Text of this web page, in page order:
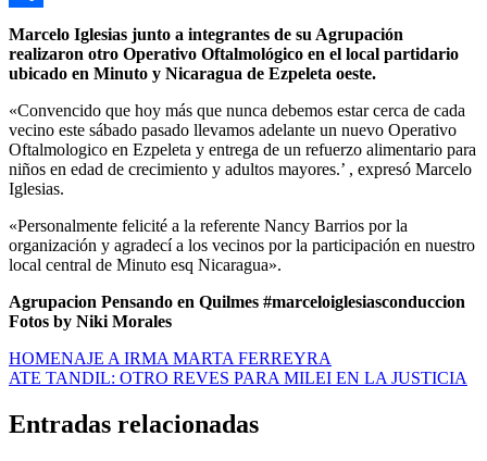
Compartir
Marcelo Iglesias junto a integrantes de su Agrupación
realizaron otro Operativo Oftalmológico en el local partidario
ubicado en Minuto y Nicaragua de Ezpeleta oeste.
«Convencido que hoy más que nunca debemos estar cerca de cada
vecino este sábado pasado llevamos adelante un nuevo Operativo
Oftalmologico en Ezpeleta y entrega de un refuerzo alimentario para
niños en edad de crecimiento y adultos mayores.’ , expresó Marcelo
Iglesias.
«Personalmente felicité a la referente Nancy Barrios por la
organización y agradecí a los vecinos por la participación en nuestro
local central de Minuto esq Nicaragua».
Agrupacion Pensando en Quilmes #marceloiglesiasconduccion
Fotos by Niki Morales
Navegación
de
entradas
HOMENAJE A IRMA MARTA FERREYRA
ATE TANDIL: OTRO REVES PARA MILEI EN LA JUSTICIA
Entradas relacionadas